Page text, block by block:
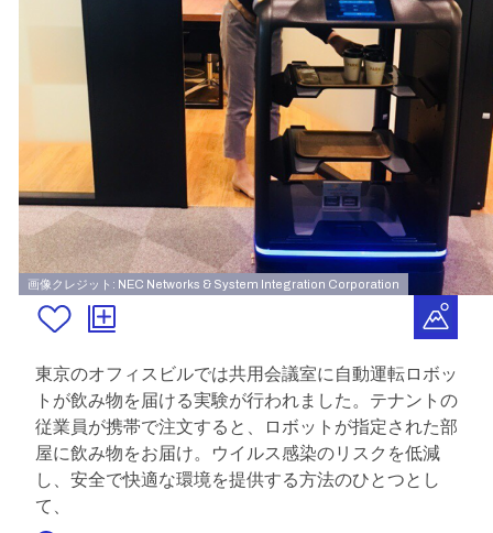
画像クレジット: NEC Networks & System Integration Corporation
東京のオフィスビルでは共用会議室に自動運転ロボッ
トが飲み物を届ける実験が行われました。テナントの
従業員が携帯で注文すると、ロボットが指定された部
屋に飲み物をお届け。ウイルス感染のリスクを低減
し、安全で快適な環境を提供する方法のひとつとし
て、